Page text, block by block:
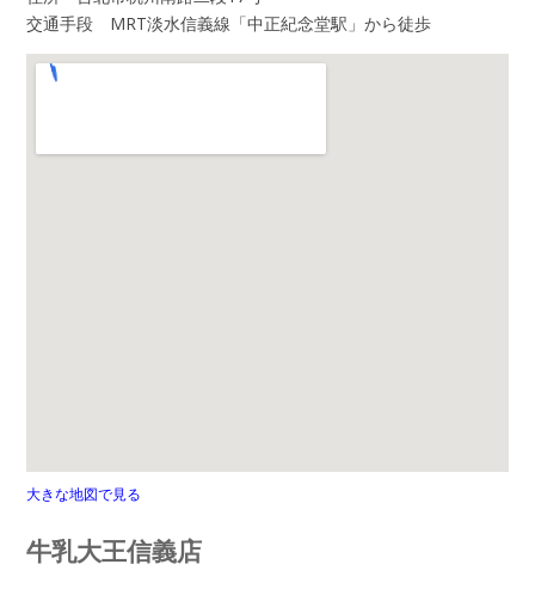
交通手段 MRT淡水信義線「中正紀念堂駅」から徒歩
大きな地図で見る
牛乳大王信義店